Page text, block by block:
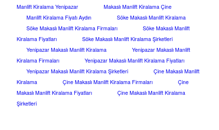
Manlift Kiralama Yenipazar
Makaslı Manlift Kiralama Çine
Manlift Kiralama Fiyatı Aydın
Söke Makaslı Manlift Kiralama
Söke Makaslı Manlift Kiralama Firmaları
Söke Makaslı Manlift
Kiralama Fiyatları
Söke Makaslı Manlift Kiralama Şirketleri
Yenipazar Makaslı Manlift Kiralama
Yenipazar Makaslı Manlift
Kiralama Firmaları
Yenipazar Makaslı Manlift Kiralama Fiyatları
Yenipazar Makaslı Manlift Kiralama Şirketleri
Çine Makaslı Manlift
Kiralama
Çine Makaslı Manlift Kiralama Firmaları
Çine
Makaslı Manlift Kiralama Fiyatları
Çine Makaslı Manlift Kiralama
Şirketleri